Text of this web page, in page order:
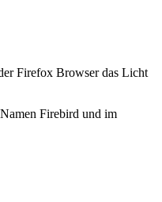
Firefox Browser das Licht
Firebird und im